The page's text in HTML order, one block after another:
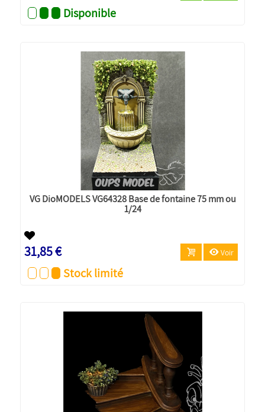
Disponible
VG DioMODELS VG64328 Base de fontaine 75 mm ou
1/24
31,85 € Voir
Stock limité